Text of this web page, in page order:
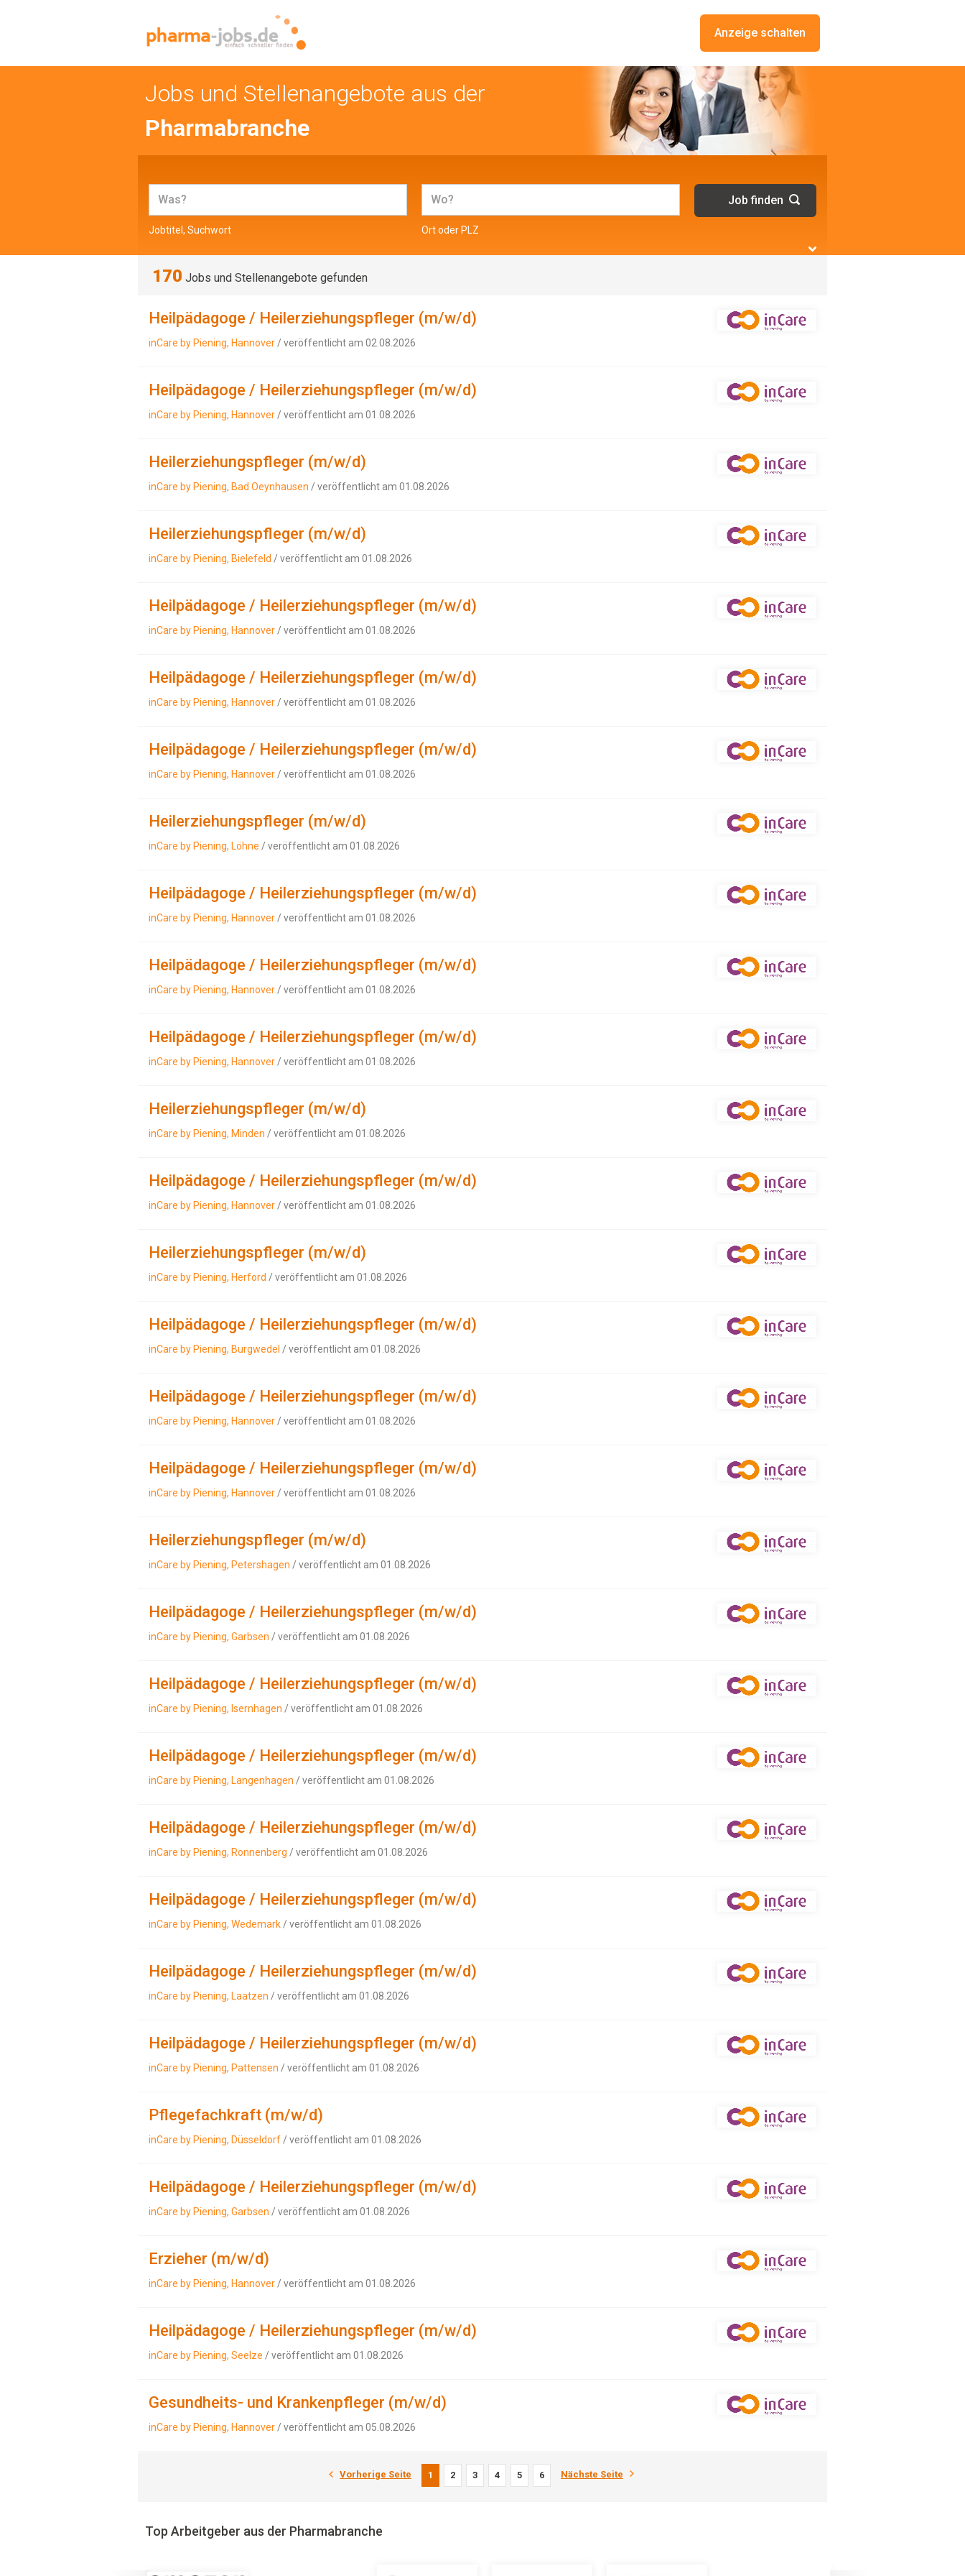
Anzeige schalten
Jobs und Stellenangebote aus der
Pharmabranche
Jobtitel, Suchwort Ort oder PLZ
170 Jobs und Stellenangebote gefunden
Heilpädagoge / Heilerziehungspfleger (m/w/d)
inCare by Piening, Hannover / veröffentlicht am 02.08.2026
Heilpädagoge / Heilerziehungspfleger (m/w/d)
inCare by Piening, Hannover / veröffentlicht am 01.08.2026
Heilerziehungspfleger (m/w/d)
inCare by Piening, Bad Oeynhausen / veröffentlicht am 01.08.2026
Heilerziehungspfleger (m/w/d)
inCare by Piening, Bielefeld / veröffentlicht am 01.08.2026
Heilpädagoge / Heilerziehungspfleger (m/w/d)
inCare by Piening, Hannover / veröffentlicht am 01.08.2026
Heilpädagoge / Heilerziehungspfleger (m/w/d)
inCare by Piening, Hannover / veröffentlicht am 01.08.2026
Heilpädagoge / Heilerziehungspfleger (m/w/d)
inCare by Piening, Hannover / veröffentlicht am 01.08.2026
Heilerziehungspfleger (m/w/d)
inCare by Piening, Löhne / veröffentlicht am 01.08.2026
Heilpädagoge / Heilerziehungspfleger (m/w/d)
inCare by Piening, Hannover / veröffentlicht am 01.08.2026
Heilpädagoge / Heilerziehungspfleger (m/w/d)
inCare by Piening, Hannover / veröffentlicht am 01.08.2026
Heilpädagoge / Heilerziehungspfleger (m/w/d)
inCare by Piening, Hannover / veröffentlicht am 01.08.2026
Heilerziehungspfleger (m/w/d)
inCare by Piening, Minden / veröffentlicht am 01.08.2026
Heilpädagoge / Heilerziehungspfleger (m/w/d)
inCare by Piening, Hannover / veröffentlicht am 01.08.2026
Heilerziehungspfleger (m/w/d)
inCare by Piening, Herford / veröffentlicht am 01.08.2026
Heilpädagoge / Heilerziehungspfleger (m/w/d)
inCare by Piening, Burgwedel / veröffentlicht am 01.08.2026
Heilpädagoge / Heilerziehungspfleger (m/w/d)
inCare by Piening, Hannover / veröffentlicht am 01.08.2026
Heilpädagoge / Heilerziehungspfleger (m/w/d)
inCare by Piening, Hannover / veröffentlicht am 01.08.2026
Heilerziehungspfleger (m/w/d)
inCare by Piening, Petershagen / veröffentlicht am 01.08.2026
Heilpädagoge / Heilerziehungspfleger (m/w/d)
inCare by Piening, Garbsen / veröffentlicht am 01.08.2026
Heilpädagoge / Heilerziehungspfleger (m/w/d)
inCare by Piening, Isernhagen / veröffentlicht am 01.08.2026
Heilpädagoge / Heilerziehungspfleger (m/w/d)
inCare by Piening, Langenhagen / veröffentlicht am 01.08.2026
Heilpädagoge / Heilerziehungspfleger (m/w/d)
inCare by Piening, Ronnenberg / veröffentlicht am 01.08.2026
Heilpädagoge / Heilerziehungspfleger (m/w/d)
inCare by Piening, Wedemark / veröffentlicht am 01.08.2026
Heilpädagoge / Heilerziehungspfleger (m/w/d)
inCare by Piening, Laatzen / veröffentlicht am 01.08.2026
Heilpädagoge / Heilerziehungspfleger (m/w/d)
inCare by Piening, Pattensen / veröffentlicht am 01.08.2026
Pflegefachkraft (m/w/d)
inCare by Piening, Düsseldorf / veröffentlicht am 01.08.2026
Heilpädagoge / Heilerziehungspfleger (m/w/d)
inCare by Piening, Garbsen / veröffentlicht am 01.08.2026
Erzieher (m/w/d)
inCare by Piening, Hannover / veröffentlicht am 01.08.2026
Heilpädagoge / Heilerziehungspfleger (m/w/d)
inCare by Piening, Seelze / veröffentlicht am 01.08.2026
Gesundheits- und Krankenpfleger (m/w/d)
inCare by Piening, Hannover / veröffentlicht am 05.08.2026
Vorherige Seite 1 2 3 4 5 6 Nächste Seite
Top Arbeitgeber aus der Pharmabranche